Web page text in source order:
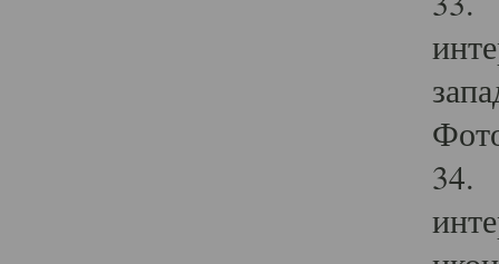
34.